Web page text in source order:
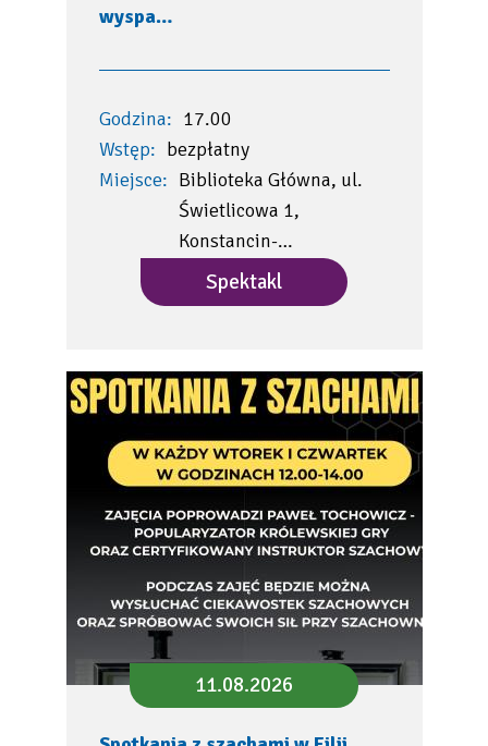
wyspa…
Godzina: 17.00
Wstęp: bezpłatny
Miejsce: Biblioteka Główna, ul.
Świetlicowa 1,
Konstancin-…
Spektakl
11.08.2026